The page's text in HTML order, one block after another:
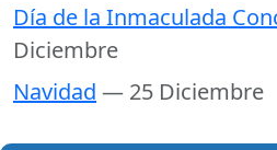
Día de la Inmaculada
Diciembre
Navidad — 25 Diciembre